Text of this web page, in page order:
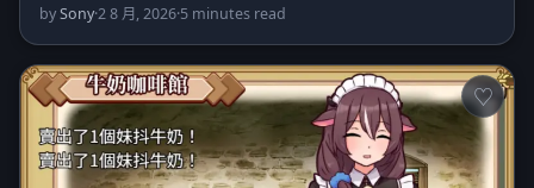
bySony·2 8 月, 2026·5 minutes read